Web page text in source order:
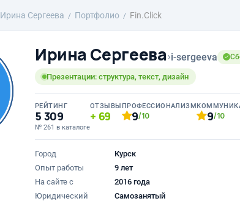
Ирина Сергеева Портфолио Fin.Click
Ирина Сергеева›i-sergeeva
Презентации: структура, текст, дизайн
РЕЙТИНГ
5 309
№ 261 в каталоге
ОТЗЫВЫ
69
ПРОФЕССИОНАЛИЗМ
9/10 9/10
Город
Курск
Опыт работы
9 лет
На сайте с
2016 года
Юридический
Самозанятый